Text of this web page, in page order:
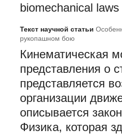
biomechanical
Текст научной статьи
рукопашном бою
Кинематическая
представления о
представляется
организации
описывается
Физика, которая